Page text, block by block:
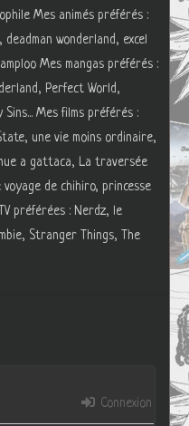
Mes animés préférés :
wonderland, excel
Mes mangas préférés :
Perfect World,
Mes films préférés :
une vie moins ordinaire,
a gattaca, La traversée
de chihiro, princesse
préférées : Nerdz, le
Stranger Things, The
Connexion